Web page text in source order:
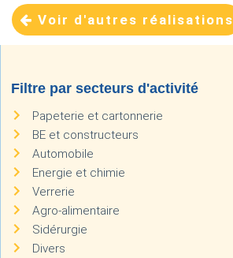
Voir d'autres réalisations
Filtre par secteurs d'activité
Papeterie et cartonnerie
BE et constructeurs
Automobile
Energie et chimie
Verrerie
Agro-alimentaire
Sidérurgie
Divers